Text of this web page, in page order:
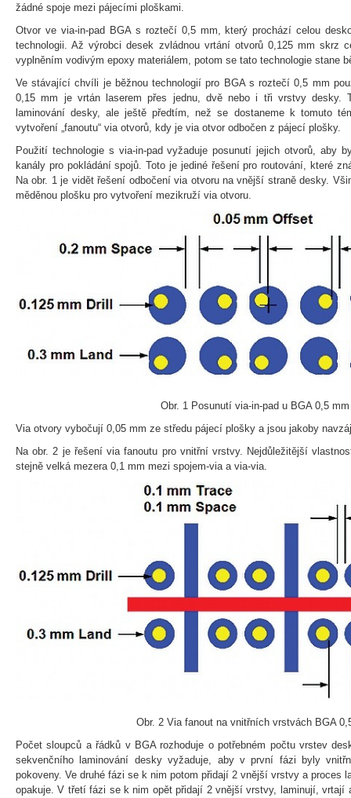
žádné spoje mezi pájecími ploškami.
Otvor ve via-in-pad BGA s roztečí 0,5 mm, který prochází celou
technologii. Až výrobci desek zvládnou vrtání otvorů 0,125 mm skrz
vyplněním vodivým epoxy materiálem, potom se tato technologie stane
Ve stávající chvíli je běžnou technologií pro BGA s roztečí 0,5 mm
0,15 mm je vrtán laserem přes jednu, dvě nebo i tři vrstvy desky.
laminování desky, ale ještě předtím, než se dostaneme k tomuto
vytvoření „fanoutu“ via otvorů, kdy je via otvor odbočen z pájecí plošky.
Použití technologie s via-in-pad vyžaduje posunutí jejich otvorů, aby
kanály pro pokládání spojů. Toto je jediné řešení pro routování, které
Na obr. 1 je vidět řešení odbočení via otvoru na vnější straně desky.
měděnou plošku pro vytvoření mezikruží via otvoru.
Obr. 1 Posunutí via-in-pad u BGA 0,5 mm
Via otvory vybočují 0,05 mm ze středu pájecí plošky a jsou jakoby
Na obr. 2 je řešení via fanoutu pro vnitřní vrstvy. Nejdůležitější
stejně velká mezera 0,1 mm mezi spojem-via a via-via.
Obr. 2 Via fanout na vnitřních vrstvách BGA
Počet sloupců a řádků v BGA rozhoduje o potřebném počtu vrstev
sekvenčního laminování desky vyžaduje, aby v první fázi byly
pokoveny. Ve druhé fázi se k nim potom přidají 2 vnější vrstvy a proces
opakuje. V třetí fázi se k nim opět přidají 2 vnější vrstvy, laminují, vrtají